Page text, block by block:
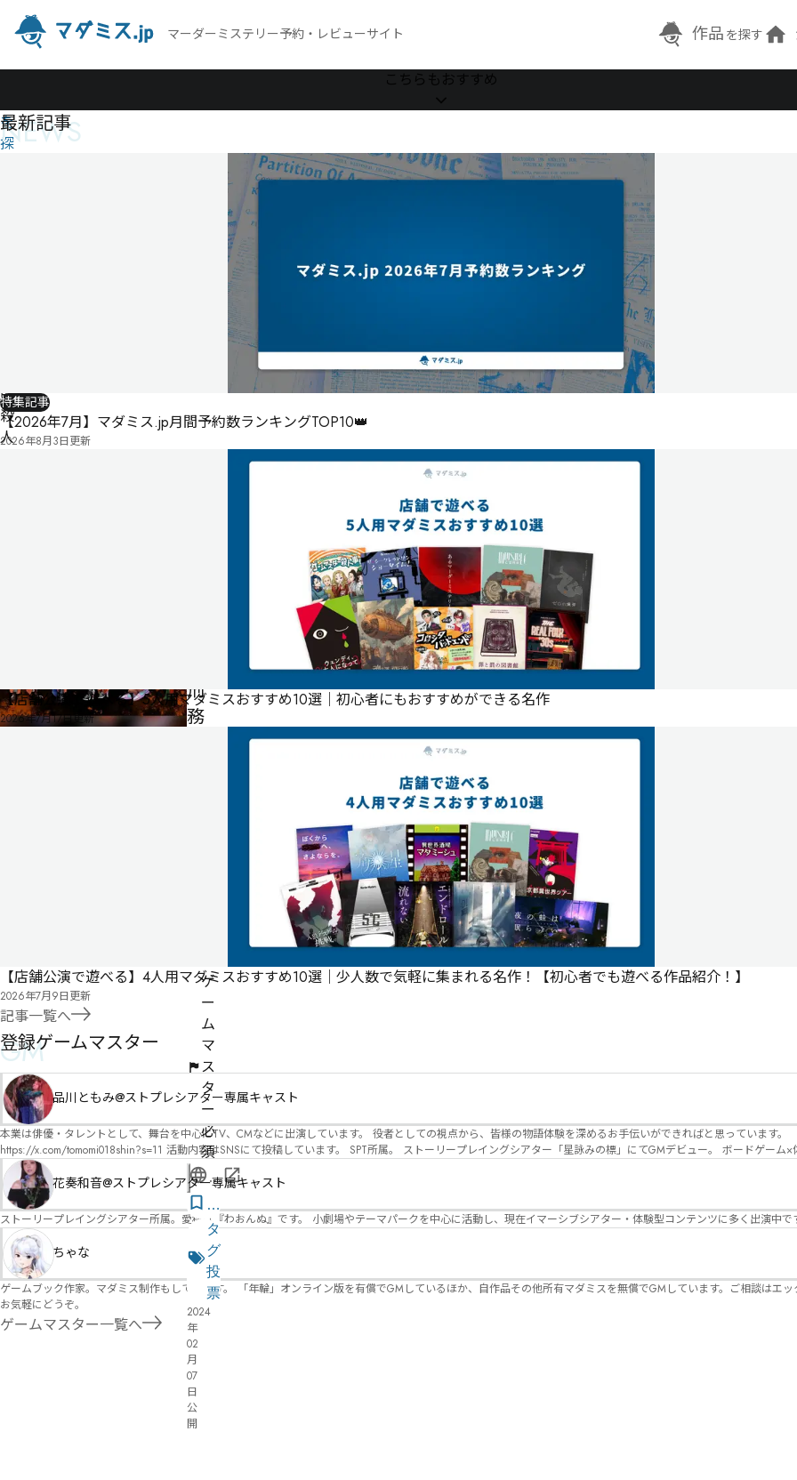
マーダーミステリー予約・レビューサイト 作品 を探す
を
探
所
殺
人
刑
務
ゲ
ー
ム
マ
ス
タ
ー
必
須
公
ペ
ー
ジ
気
に
な
る
リ
ス
タ
グ
投
票
2024
年
02
月
07
日
公
開
こちらもおすすめ
NEWS
最新記事
特集記事
【2026年7月】マダミス.jp月間予約数ランキングTOP10👑
2026年8月3日更新
【店舗公演で遊べる】5人用マダミスおすすめ10選｜初心者にもおすすめができる名作
2026年7月17日更新
【店舗公演で遊べる】4人用マダミスおすすめ10選｜少人数で気軽に集まれる名作！【初心者でも遊べる作品紹介！】
2026年7月9日更新
記事一覧へ
GM
登録ゲームマスター
品川ともみ@ストプレシアター専属キャスト
本業は俳優・タレントとして、舞台を中心にTV、CMなどに出演しています。 役者としての視点から、皆様の物語体験を深めるお手伝いができればと思っています。
https://x.com/tomomi018shin?s=11 活動内容はSNSにて投稿しています。 SPT所属。 ストーリープレイングシアター「星詠みの標」にてGMデビュー。 ボードゲーム×体感型演劇 イマ
ーシブカフェ「コアクト」(不定期開催)出演中。
花奏和音@ストプレシアター専属キャスト
ストーリープレイングシアター所属。愛称は『わおんぬ』です。 小劇場やテーマパークを中心に活動し、現在イマーシブシアター・体験型コンテンツに多く出演中で
ちゃな
ゲームブック作家。マダミス制作もしています。 「年輪」オンライン版を有償でGMしているほか、自作品その他所有マダミスを無償でGMしています。ご相談はエッ
お気軽にどうぞ。
ゲームマスター一覧へ